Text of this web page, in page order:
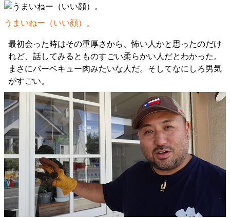
うまいねー（いい顔）。
最初会った時はその重厚さから、怖い人かと思ったのだけ
れど、話してみるとものすごい柔らかい人だとわかった。
まさにバーベキュー肉みたいな人だ。そしてなにしろ男気
がすごい。